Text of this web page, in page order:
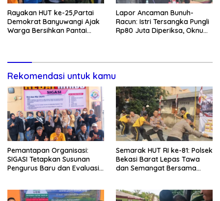
Rayakan HUT ke-25,Partai
Demokrat Banyuwangi Ajak
Warga Bersihkan Pantai
Lapor Ancaman Bunuh-
Racun: Istri Tersangka Pungli
Rp80 Juta Diperiksa, Oknum
Rekomendasi untuk kamu
Pemantapan Organisasi:
SIGASI Tetapkan Susunan
Pengurus Baru dan Evaluasi
Semarak HUT RI ke-81: Polsek
Bekasi Barat Lepas Tawa
dan Semangat Bersama